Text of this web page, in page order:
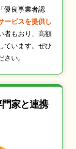
優良事業者認
ービスを提供し
者もおり、高額
ています。ぜひ
い。
家と連携